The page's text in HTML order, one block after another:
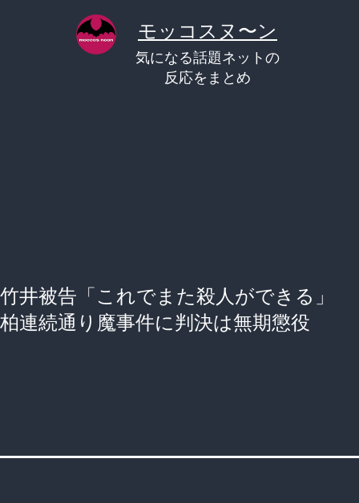
モッコスヌ〜ン
気になる話題ネットの
反応をまとめ
竹井被告「これでまた殺人ができる」
柏連続通り魔事件に判決は無期懲役